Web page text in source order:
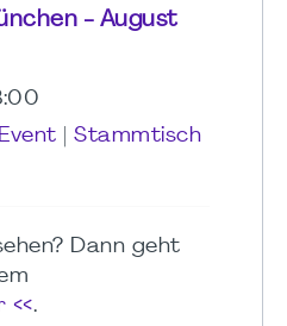
- August
Stammtisch
Dann geht
<<.